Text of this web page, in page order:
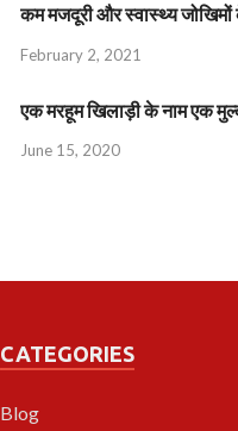
कम मजदूरी और स्वास्थ्य
February 2, 2021
एक मरहूम खिलाड़ी के नाम एक
June 15, 2020
CATEGORIES
Blog